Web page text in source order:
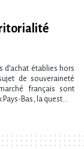
d’achat établies hors
de souveraineté
français sont
Bas, la quest...